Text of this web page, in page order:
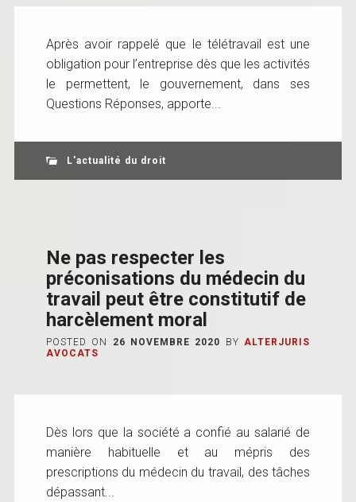
Après avoir rappelé que le télétravail est une
obligation pour l’entreprise dès que les activités
le permettent, le gouvernement, dans ses
Questions Réponses, apporte...
L'actualité du droit
Ne pas respecter les
préconisations du médecin du
travail peut être constitutif de
harcèlement moral
POSTED ON 26 NOVEMBRE 2020 BY ALTERJURIS
AVOCATS
Dès lors que la société a confié au salarié de
manière habituelle et au mépris des
prescriptions du médecin du travail, des tâches
dépassant...